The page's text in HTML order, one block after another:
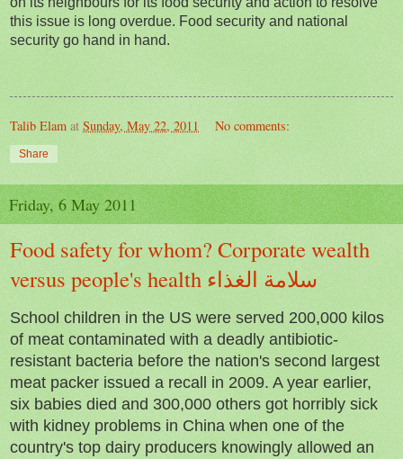
this issue is long overdue. Food security and national
security go hand in hand.
Talib Elam at Sunday, May 22, 2011 No comments:
Share
Friday, 6 May 2011
Food safety for whom? Corporate wealth
versus people's health سلامة الغذاء
School children in the US were served 200,000 kilos
of meat contaminated with a deadly antibiotic-
resistant bacteria before the nation's second largest
meat packer issued a recall in 2009. A year earlier,
six babies died and 300,000 others got horribly sick
with kidney problems in China when one of the
country's top dairy producers knowingly allowed an